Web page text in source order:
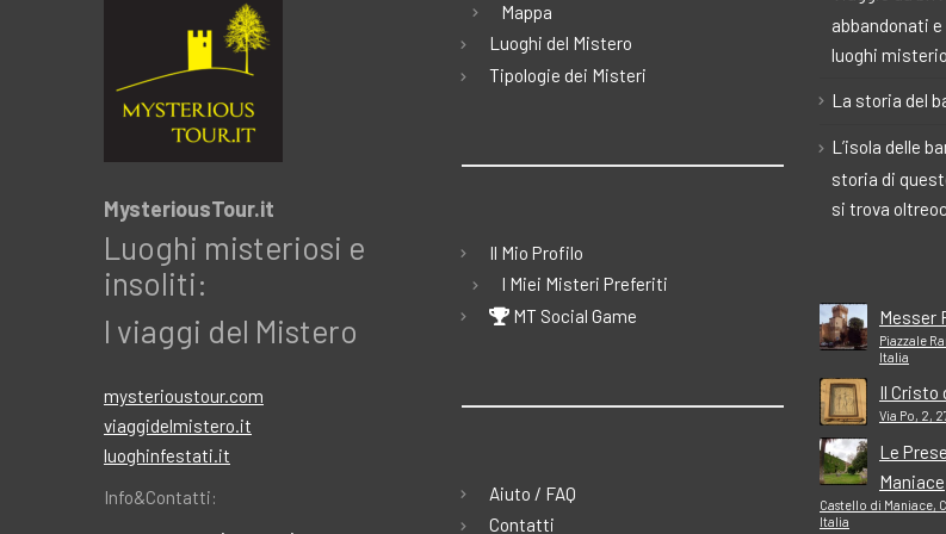
MysteriousTour.it
Luoghi misteriosi e
insoliti:
I viaggi del Mistero
mysterioustour.com
viaggidelmistero.it
luoghinfestati.it
Info&Contatti:
Mappa
Luoghi del Mistero
Tipologie dei Misteri
Il Mio Profilo
I Miei Misteri Preferiti
MT Social Game
Aiuto / FAQ
Contatti
abbandonati
luoghi
La storia del
L’isola delle
storia di
si trova
Messer
Piazzale
Italia
Il Cristo
Via Po, 2,
Le
Maniace
Castello di Maniace,
Italia